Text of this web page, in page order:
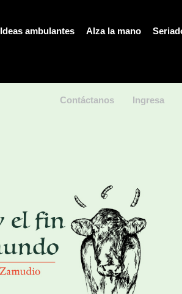
Ideas ambulantes Alza la mano
Contáctanos Ingresa